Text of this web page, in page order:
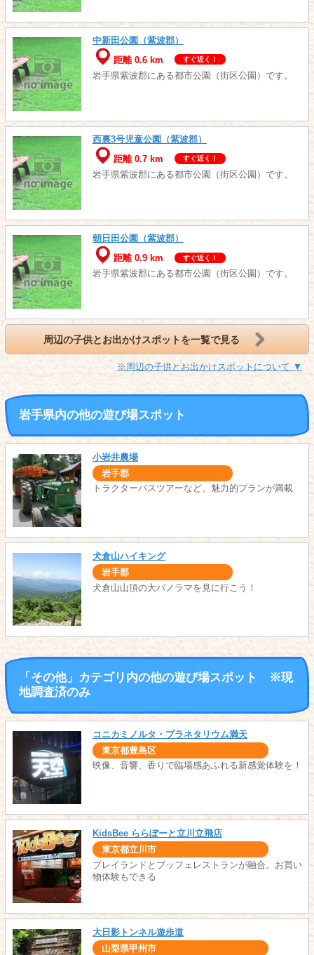
中新田公園（紫波郡）
距離 0.6 km
すぐ近く！
岩手県紫波郡にある都市公園（街区公園）です。
西裏3号児童公園（紫波郡）
距離 0.7 km
すぐ近く！
岩手県紫波郡にある都市公園（街区公園）です。
朝日田公園（紫波郡）
距離 0.9 km
すぐ近く！
岩手県紫波郡にある都市公園（街区公園）です。
周辺の子供とお出かけスポットを一覧で見る
※周辺の子供とお出かけスポットについて ▼
岩手県内の他の遊び場スポット
小岩井農場
岩手郡
トラクターバスツアーなど、魅力的プランが満載
犬倉山ハイキング
岩手郡
犬倉山山頂の大パノラマを見に行こう！
「その他」カテゴリ内の他の遊び場スポット ※現
地調査済のみ
コニカミノルタ・プラネタリウム満天
東京都豊島区
映像、音響、香りで臨場感あふれる新感覚体験を！
KidsBee ららぽーと立川立飛店
東京都立川市
プレイランドとブッフェレストランが融合。お買い
物体験もできる
大日影トンネル遊歩道
山梨県甲州市